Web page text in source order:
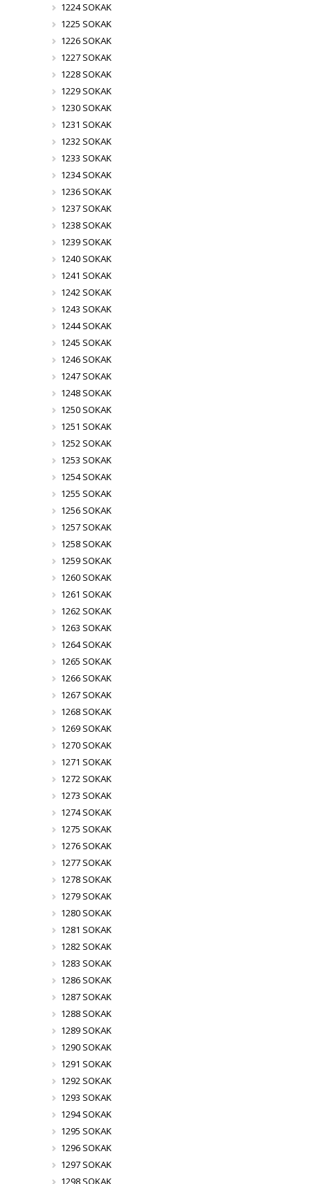
1224 SOKAK
1225 SOKAK
1226 SOKAK
1227 SOKAK
1228 SOKAK
1229 SOKAK
1230 SOKAK
1231 SOKAK
1232 SOKAK
1233 SOKAK
1234 SOKAK
1236 SOKAK
1237 SOKAK
1238 SOKAK
1239 SOKAK
1240 SOKAK
1241 SOKAK
1242 SOKAK
1243 SOKAK
1244 SOKAK
1245 SOKAK
1246 SOKAK
1247 SOKAK
1248 SOKAK
1250 SOKAK
1251 SOKAK
1252 SOKAK
1253 SOKAK
1254 SOKAK
1255 SOKAK
1256 SOKAK
1257 SOKAK
1258 SOKAK
1259 SOKAK
1260 SOKAK
1261 SOKAK
1262 SOKAK
1263 SOKAK
1264 SOKAK
1265 SOKAK
1266 SOKAK
1267 SOKAK
1268 SOKAK
1269 SOKAK
1270 SOKAK
1271 SOKAK
1272 SOKAK
1273 SOKAK
1274 SOKAK
1275 SOKAK
1276 SOKAK
1277 SOKAK
1278 SOKAK
1279 SOKAK
1280 SOKAK
1281 SOKAK
1282 SOKAK
1283 SOKAK
1286 SOKAK
1287 SOKAK
1288 SOKAK
1289 SOKAK
1290 SOKAK
1291 SOKAK
1292 SOKAK
1293 SOKAK
1294 SOKAK
1295 SOKAK
1296 SOKAK
1297 SOKAK
1298 SOKAK